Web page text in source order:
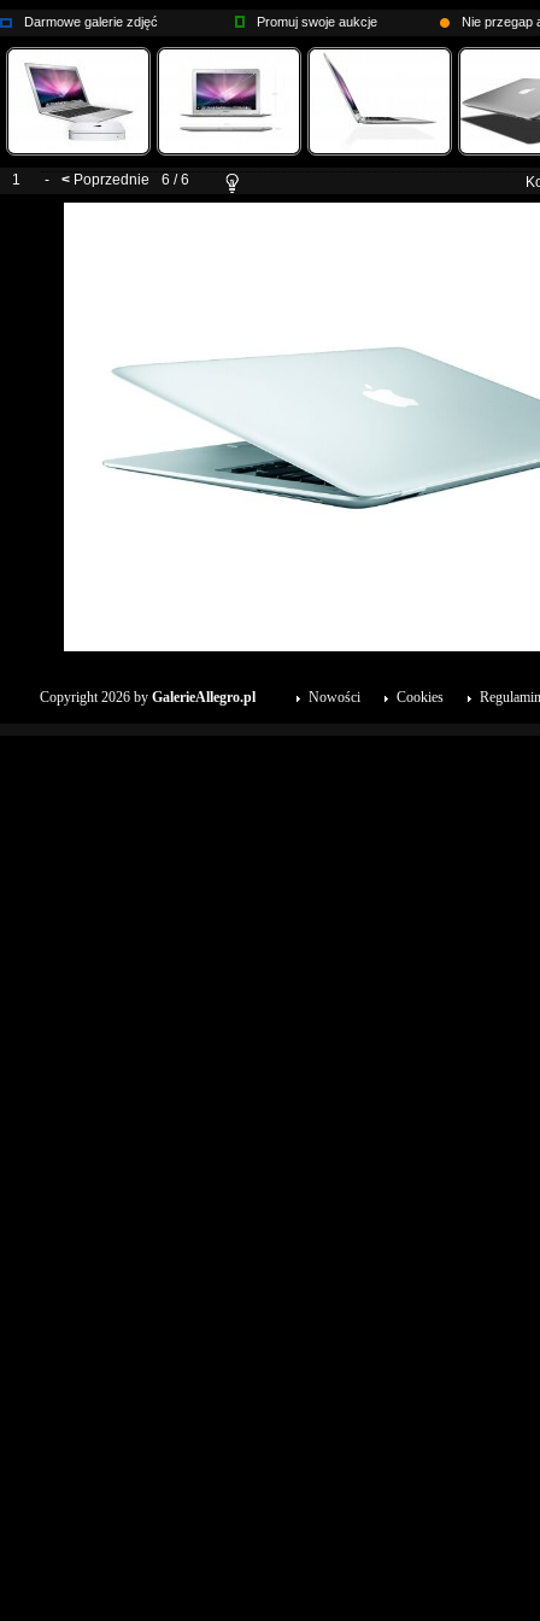
Darmowe galerie zdjęć Promuj swoje aukcje Nie przegap
1 - < Poprzednie 6 / 6
Copyright 2026 by GalerieAllegro.pl Regulamin
Cookies
Nowości